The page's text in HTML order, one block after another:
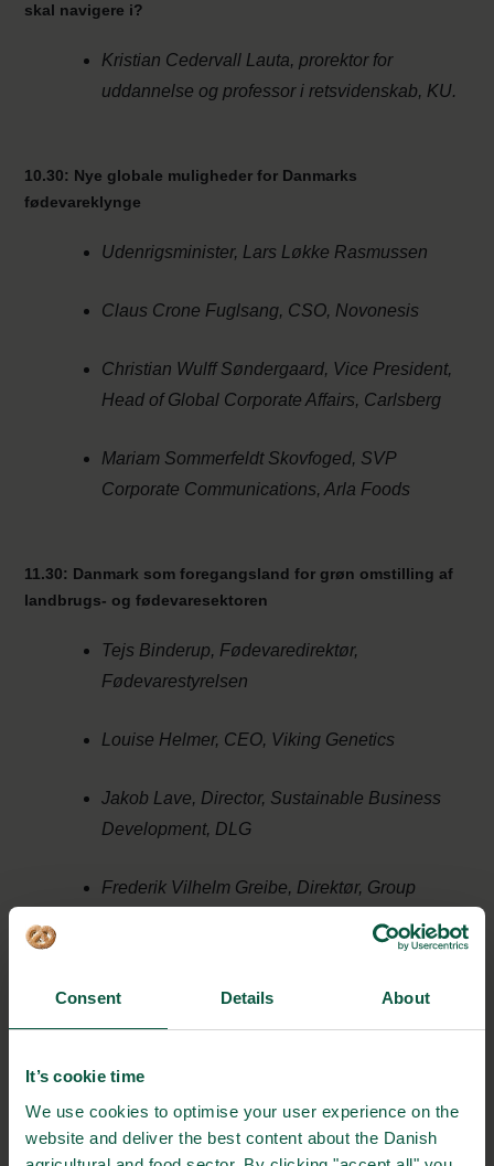
Consent Details About
It’s cookie time
We use cookies to optimise your user experience on the
website and deliver the best content about the Danish
skal navigere i?
Kristian Cedervall Lauta, prorektor for
uddannelse og professor i retsvidenskab, KU.
10.30: Nye globale muligheder for Danmarks
fødevareklynge
Udenrigsminister, Lars Løkke Rasmussen
Claus Crone Fuglsang, CSO, Novonesis
Christian Wulff Søndergaard, Vice President,
Head of Global Corporate Affairs, Carlsberg
Mariam Sommerfeldt Skovfoged, SVP
Corporate Communications, Arla Foods
11.30: Danmark som foregangsland for grøn omstilling af
landbrugs- og fødevaresektoren
Tejs Binderup, Fødevaredirektør,
Fødevarestyrelsen
Louise Helmer, CEO, Viking Genetics
Jakob Lave, Director, Sustainable Business
Development, DLG
Frederik Vilhelm Greibe, Direktør, Group
12.15: Frokostpause med netværk
Sydkorea og UK
Malte Karlshøj, Project Manager, Food Nation